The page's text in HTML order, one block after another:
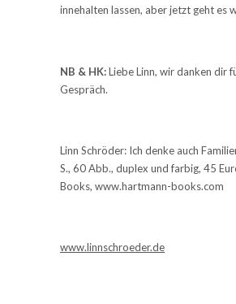
innehalten lassen, aber jetzt geht es
NB & HK:Liebe Linn, wir danken dir
Gespräch.
Linn Schröder: Ich denke auch
S., 60 Abb., duplex und farbig, 45
Books, www.hartmann-books.com
www.linnschroeder.de